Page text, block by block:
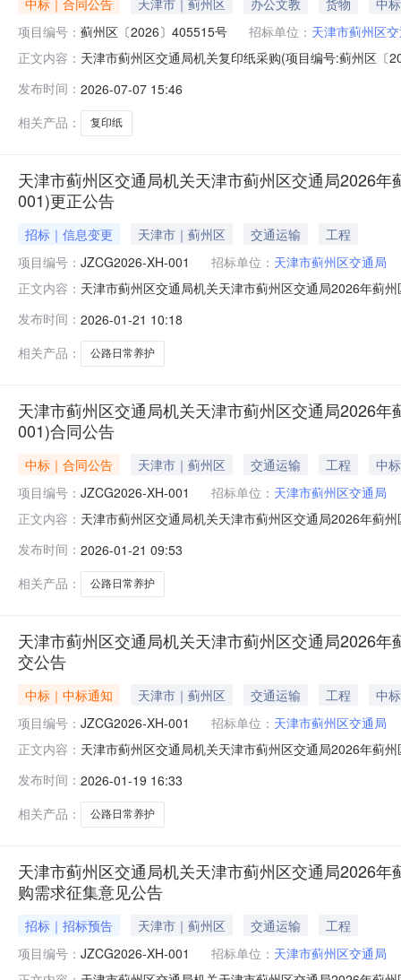
项目编号： 蓟州区〔2026〕405515号 招标单位： 天津市蓟州区
正文内容： 天津市蓟州区交通局机关复印纸采购(项目编号:蓟州区
方）：天津市蓟州区交通局机关地址：天津市蓟州区天
区津围公路
发布时间： 2026-07-07 15:46
相关产品：
复印纸
天津市蓟州区交通局机关天津市蓟州区交通局2026
001)更正公告
招标｜信息变更 天津市｜蓟州区 交通运输
工程
项目编号： JZCG2026-XH-001 招标单位： 天津市蓟州区交通局
正文内容： 天津市蓟州区交通局机关天津市蓟州区交通局2026年蓟
级公路、区县级公路、乡村公路日常养护项目_第1包首
发布时间： 2026-01-21 10:18
相关产品：
公路日常养护
天津市蓟州区交通局机关天津市蓟州区交通局2026
001)合同公告
中标｜合同公告 天津市｜蓟州区 交通运输 工程
中
项目编号： JZCG2026-XH-001 招标单位： 天津市蓟州区交通局
正文内容： 天津市蓟州区交通局机关天津市蓟州区交通局2026年蓟
路日常养护项目_第1包三、项目编号：JZCG2026-XH-
发布时间： 2026-01-21 09:53
相关产品：
公路日常养护
天津市蓟州区交通局机关天津市蓟州区交通局2026
交公告
中标｜中标通知 天津市｜蓟州区 交通运输 工程
中
项目编号： JZCG2026-XH-001 招标单位： 天津市蓟州区交通局
正文内容： 天津市蓟州区交通局机关天津市蓟州区交通局2026年蓟
目三、成交信息第1包：供应商名称供应商地址统一社会
发布时间： 2026-01-19 16:33
相关产品：
公路日常养护
天津市蓟州区交通局机关天津市蓟州区交通局2026
购需求征集意见公告
招标｜招标预告 天津市｜蓟州区 交通运输
工程
项目编号： JZCG2026-XH-001 招标单位： 天津市蓟州区交通局